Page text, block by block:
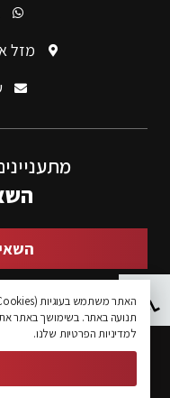
פתח סרגל נגישות
מזל אליעזר
תנועה באתר. בשימושך באתר
למדיניות הפרטיות שלנו.